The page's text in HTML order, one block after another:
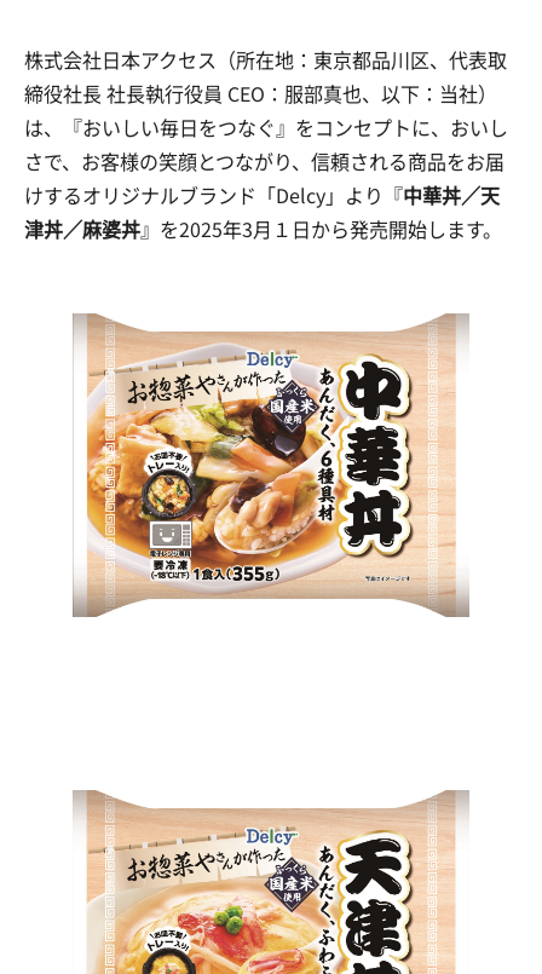
株式会社日本アクセス（所在地：東京都品川区、代表取
締役社長 社長執行役員 CEO：服部真也、以下：当社）
は、『おいしい毎日をつなぐ』をコンセプトに、おいし
さで、お客様の笑顔とつながり、信頼される商品をお届
けするオリジナルブランド「Delcy」より『中華丼／天
津丼／麻婆丼』を2025年3月１日から発売開始します。